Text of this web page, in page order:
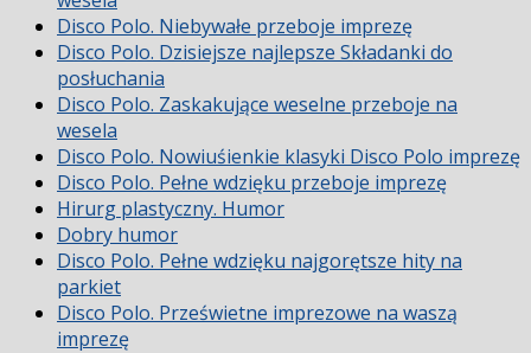
Disco Polo. Niebywałe przeboje imprezę
Disco Polo. Dzisiejsze najlepsze Składanki do
posłuchania
Disco Polo. Zaskakujące weselne przeboje na
wesela
Disco Polo. Nowiuśienkie klasyki Disco Polo imprezę
Disco Polo. Pełne wdzięku przeboje imprezę
Hirurg plastyczny. Humor
Dobry humor
Disco Polo. Pełne wdzięku najgorętsze hity na
parkiet
Disco Polo. Prześwietne imprezowe na waszą
imprezę